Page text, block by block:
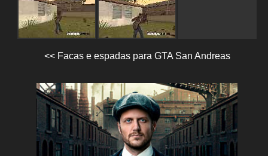
<< Facas e espadas para GTA San Andreas